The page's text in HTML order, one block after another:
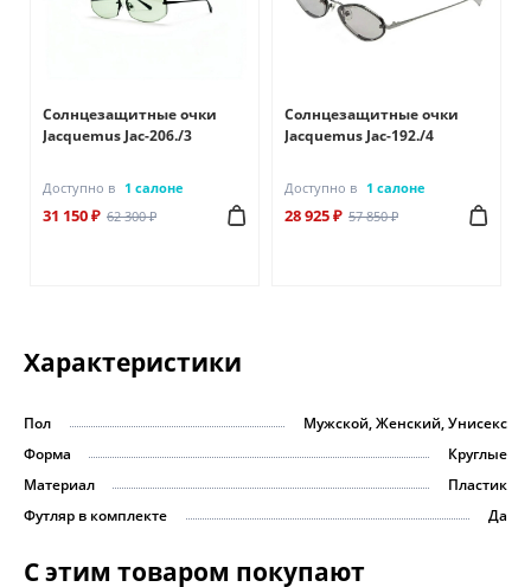
Солнцезащитные очки
Jacquemus Jac-206./3
Доступно в 1 салоне
31 150 ₽ 62 300 ₽
Солнцезащитные очки
Jacquemus Jac-192./4
Доступно в 1 салоне
28 925 ₽ 57 850 ₽
Характеристики
Пол
Мужской, Женский, Унисекс
Форма
Круглые
Материал
Пластик
Футляр в комплекте
Да
С этим товаром покупают